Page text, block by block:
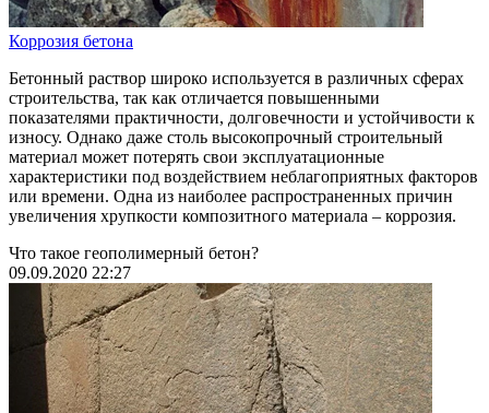
Коррозия бетона
Бетонный раствор широко используется в различных сферах
строительства, так как отличается повышенными
показателями практичности, долговечности и устойчивости к
износу. Однако даже столь высокопрочный строительный
материал может потерять свои эксплуатационные
характеристики под воздействием неблагоприятных факторов
или времени. Одна из наиболее распространенных причин
увеличения хрупкости композитного материала – коррозия.
Что такое геополимерный бетон?
09.09.2020 22:27